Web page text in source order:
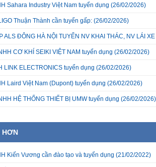
Sahara Industry Việt Nam tuyển dụng (26/02/2026)
Thuận Thành cần tuyển gấp: (26/02/2026)
ALS ĐÔNG HÀ NỘI TUYỂN NV KHAI THÁC, NV LÁI
CƠ KHÍ SEIKI VIỆT NAM tuyển dụng (26/02/2026)
LINK ELECTRONICS tuyển dụng (26/02/2026)
Laird Việt Nam (Dupont) tuyển dụng (26/02/2026)
HỆ THỐNG THIẾT BỊ UMW tuyển dụng (26/02/2026)
HƠN
Kiến Vương cần đào tạo và tuyển dụng (21/02/2022)